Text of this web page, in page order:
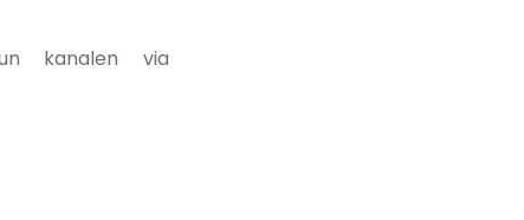
kanalen via